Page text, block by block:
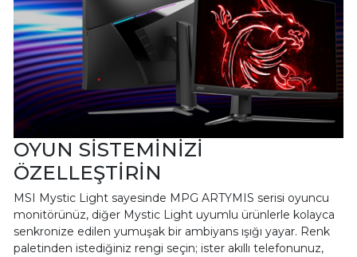
OYUN SİSTEMİNİZİ
ÖZELLEŞTİRİN
MSI Mystic Light sayesinde MPG ARTYMIS serisi oyuncu
monitörünüz, diğer Mystic Light uyumlu ürünlerle kolayca
senkronize edilen yumuşak bir ambiyans ışığı yayar. Renk
paletinden istediğiniz rengi seçin; ister akıllı telefonunuz,